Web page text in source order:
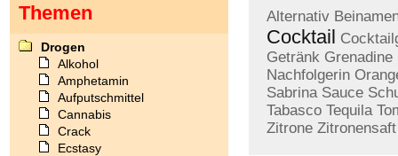
Alternativ
Cocktail
Getränk Grenadine
Nachfolgerin
Sabrina Sauce
Tabasco Tequila
Zitrone Zitronensaft
Themen
Drogen
Alkohol
Amphetamin
Aufputschmittel
Cannabis
Crack
Ecstasy